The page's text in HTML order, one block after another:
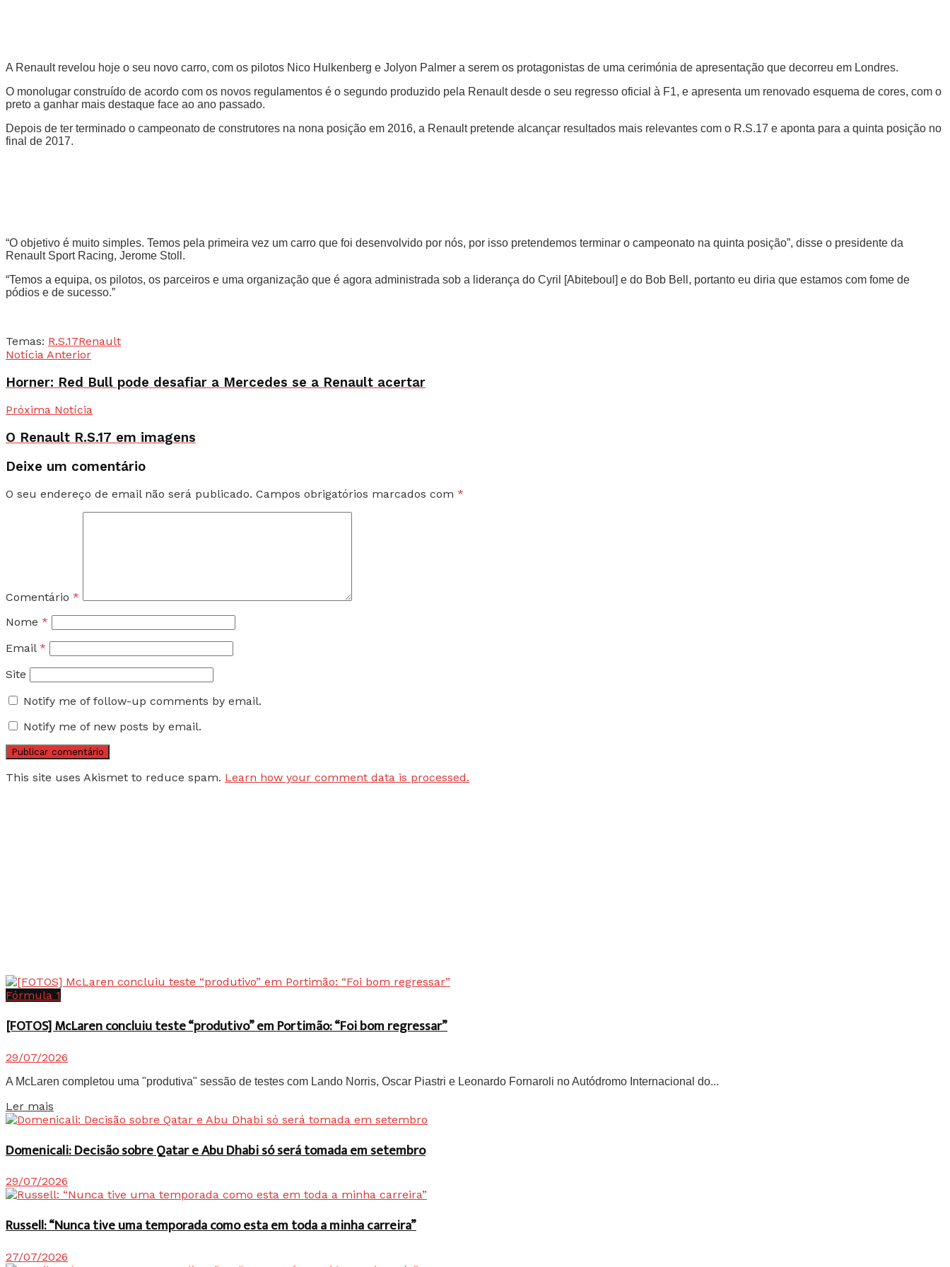
A Renault revelou hoje o seu novo carro, com os pilotos Nico Hulkenberg e Jolyon Palmer a serem os protagonistas de uma cerimónia de apresentação que decorreu em Londres.
O monolugar construído de acordo com os novos regulamentos é o segundo produzido pela Renault desde o seu regresso oficial à F1, e apresenta um renovado esquema de cores, com o
preto a ganhar mais destaque face ao ano passado.
Depois de ter terminado o campeonato de construtores na nona posição em 2016, a Renault pretende alcançar resultados mais relevantes com o R.S.17 e aponta para a quinta posição no
final de 2017.
“O objetivo é muito simples. Temos pela primeira vez um carro que foi desenvolvido por nós, por isso pretendemos terminar o campeonato na quinta posição”, disse o presidente da
Renault Sport Racing, Jerome Stoll.
“Temos a equipa, os pilotos, os parceiros e uma organização que é agora administrada sob a liderança do Cyril [Abiteboul] e do Bob Bell, portanto eu diria que estamos com fome de
pódios e de sucesso.”
Temas: R.S.17Renault
Notícia Anterior
Horner: Red Bull pode desafiar a Mercedes se a Renault acertar
Próxima Notícia
O Renault R.S.17 em imagens
Deixe um comentário
O seu endereço de email não será publicado. Campos obrigatórios marcados com *
Comentário *
Nome *
Email *
Site
Notify me of follow-up comments by email.
Notify me of new posts by email.
This site uses Akismet to reduce spam. Learn how your comment data is processed.
Fórmula 1
[FOTOS] McLaren concluiu teste “produtivo” em Portimão: “Foi bom regressar”
29/07/2026
A McLaren completou uma "produtiva" sessão de testes com Lando Norris, Oscar Piastri e Leonardo Fornaroli no Autódromo Internacional do...
Ler mais
Domenicali: Decisão sobre Qatar e Abu Dhabi só será tomada em setembro
29/07/2026
Russell: “Nunca tive uma temporada como esta em toda a minha carreira”
27/07/2026